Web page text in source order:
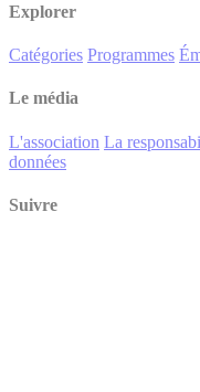
Explorer
Catégories Programmes
Le média
L'association La
données
Suivre